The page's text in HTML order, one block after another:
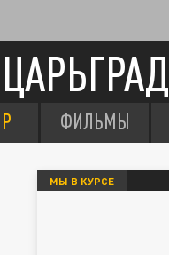
ЦАРЬГРАД
ФИЛЬМЫ
МЫ В КУРСЕ